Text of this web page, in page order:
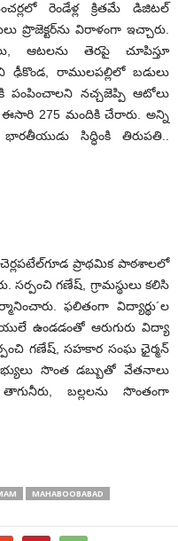
రెండేళ్ల క్రితమే డిజిటల్‌
ప్రొజెక్టర్‌ను విరాళంగా ఇచ్చారు.
ఆటలను తెరపై చూపిస్తూ
ఢీకొండ, రాములపల్లిలో బడులు
నచ్చజెప్పి ఆటోలు
275 మందికి చేరారు. అన్ని
సిద్ధింకి తిరుపతి..
చెర్లపటేల్‌గూడ ప్రాథమిక పాఠశాలలో
సర్పంచి గణేష్‌, గ్రామస్థులు కలిసి
ఫలితంగా విద్యార్థు´ల
ఉండడంతో ఆరుగురు విద్యా
గణేష్‌, సహకార సంఘ ఛైర్మన్‌
సొంత డబ్బుతో వేతనాలు
బల్లలను సొంతంగా
MAHABOOBABAD